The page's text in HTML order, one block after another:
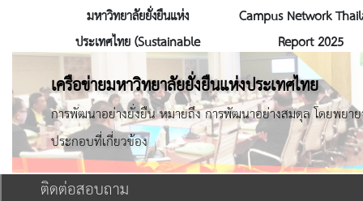
มหาวิทยาลัยยั่งยืนแห่ง
ประเทศไทย (Sustainable
Thailand: SUN Thai
Campus Network
Report 2025
เครือข่ายมหาวิทยาลัยยั่งยืนแห่งประเทศไทย
การพัฒนาอย่างยั่งยืน หมายถึง การพัฒนาอย่างสมดุล โดยพยา
ประกอบที่เกี่ยวข้อง
ติดต่อสอบถาม